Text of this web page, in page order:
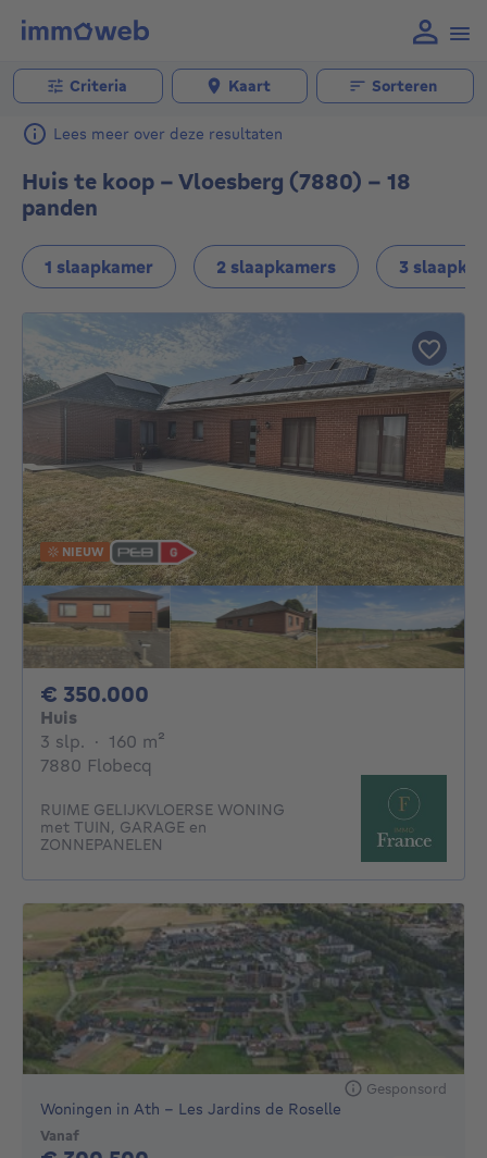
Criteria Kaart Sorteren
Lees meer over deze resultaten
Huis te koop - Vloesberg (7880) - 18
panden
1 slaapkamer 2 slaapkamers 3
NIEUW
€ 350.000
Huis
3 slp. 3 slaapkamers
· 160 m²
7880 Flobecq
RUIME GELIJKVLOERSE WONING
met TUIN, GARAGE en
ZONNEPANELEN
Gesponsord
Woningen in Ath - Les Jardins de Roselle
Vanaf